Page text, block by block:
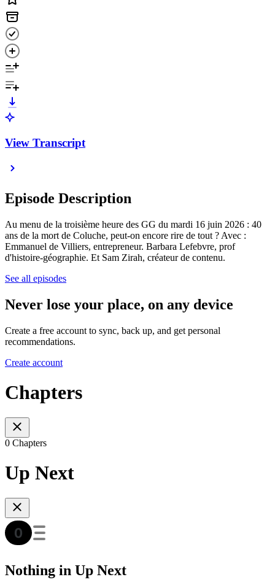
View Transcript
Episode Description
Au menu de la troisième heure des GG du mardi 16 juin 2026 : 40
ans de la mort de Coluche, peut-on encore rire de tout ? Avec :
Emmanuel de Villiers, entrepreneur. Barbara Lefebvre, prof
d'histoire-géographie. Et Sam Zirah, créateur de contenu.
See all episodes
Never lose your place, on any device
Create a free account to sync, back up, and get personal
recommendations.
Create account
Chapters
0 Chapters
Up Next
Nothing in Up Next